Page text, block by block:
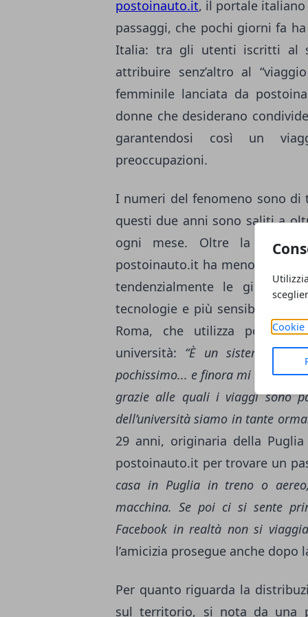
Cookie
postoinauto.it, il portale
passaggi, che pochi giorni fa
Italia: tra gli utenti iscritti al
attribuire senz’altro al
femminile lanciata da
donne che desiderano
garantendosi così un
preoccupazioni.
I numeri del fenomeno sono
questi due anni sono saliti a
ogni mese. Oltre la metà
postoinauto.it ha meno di 35
tendenzialmente le giovani
tecnologie e più sensibili verso
Roma, che utilizza
università: “È un sistema
pochissimo... e finora mi sono
grazie alle quali i viaggi sono
dell’università siamo in tante
29 anni, originaria della
postoinauto.it per trovare un
casa in Puglia in treno o
macchina. Se poi ci si sente
Facebook in realtà non si
l’amicizia prosegue anche dopo
Per quanto riguarda la
sul territorio, si nota da una